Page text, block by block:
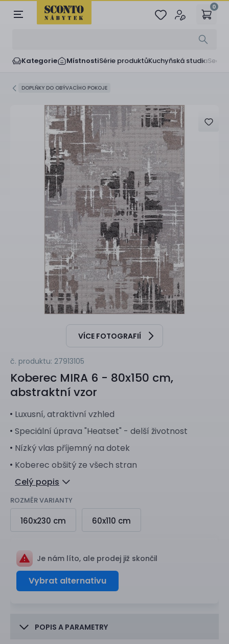
0
Kategorie MístnostiSérie produktůKuchyňská studia
DOPLŇKY DO OBÝVACÍHO POKOJE
VÍCE FOTOGRAFIÍ
č. produktu: 27913105
Koberec MIRA 6 - 80x150 cm,
abstraktní vzor
Luxusní, atraktivní vzhled
Speciální úprava "Heatset" - delší životnost
Nízký vlas příjemný na dotek
Koberec obšitý ze všech stran
Celý popis
ROZMĚR VARIANTY
160x230 cm 60x110 cm
Je nám líto, ale prodej již skončil
Vybrat alternativu
POPIS A PARAMETRY